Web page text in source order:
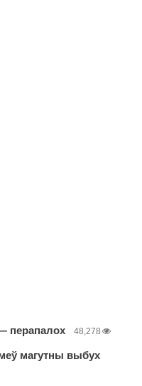
перапалох 48,278
магутны выбух